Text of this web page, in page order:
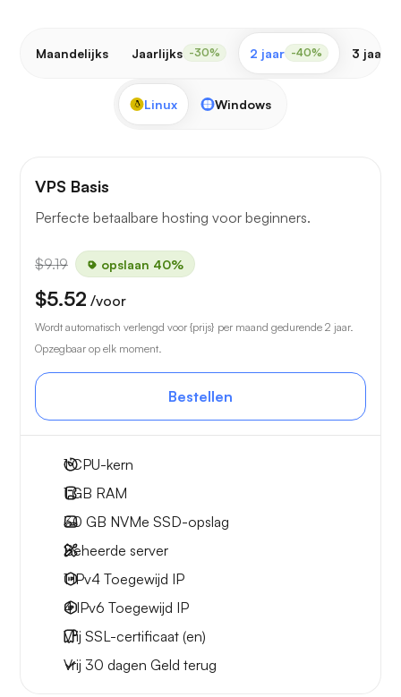
Maandelijks Jaarlijks -30% 2 jaar -40% 3 jaar
Linux Windows
VPS Basis
Perfecte betaalbare hosting voor beginners.
$9.19 opslaan 40%
$5.52 /voor
Wordt automatisch verlengd voor {prijs} per maand gedurende 2 jaar.
Opzegbaar op elk moment.
Bestellen
1CPU-kern
1 GB RAM
30 GB NVMe SSD-opslag
Beheerde server
1 IPv4 Toegewijd IP
4 IPv6 Toegewijd IP
Vrij SSL-certificaat (en)
Vrij 30 dagen Geld terug